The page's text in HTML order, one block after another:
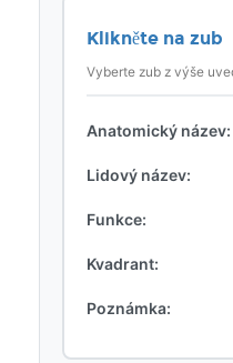
Klikněte na zub
Vyberte zub z výše
Anatomický název:
Lidový název:
Funkce:
Kvadrant:
Poznámka: